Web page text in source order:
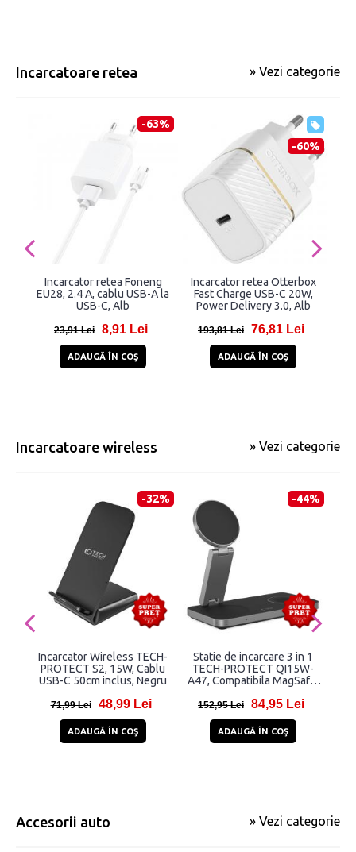
Incarcatoare retea » Vezi categorie
-63%
Incarcator retea Foneng
EU28, 2.4 A, cablu USB-A la
USB-C, Alb
23,91 Lei 8,91 Lei
ADAUGĂ ÎN COŞ
-60%
Incarcator retea Otterbox
Fast Charge USB-C 20W,
Power Delivery 3.0, Alb
193,81 Lei 76,81 Lei
ADAUGĂ ÎN COŞ
Incarcatoare wireless » Vezi categorie
-32%
Incarcator Wireless TECH-
PROTECT S2, 15W, Cablu
USB-C 50cm inclus, Negru
71,99 Lei 48,99 Lei
ADAUGĂ ÎN COŞ
-44%
Statie de incarcare 3 in 1
TECH-PROTECT QI15W-
A47, Compatibila MagSafe,
1m inclus, Negru
152,95 Lei 84,95 Lei
ADAUGĂ ÎN COŞ
Accesorii auto » Vezi categorie